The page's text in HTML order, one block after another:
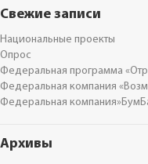
Свежие записи
Национальные проекты
Опрос
Федеральная программа
Федеральная компания
Федеральная
Архивы